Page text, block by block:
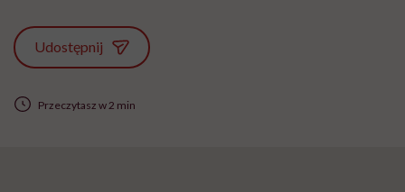
Udostępnij
Przeczytasz w 2 min